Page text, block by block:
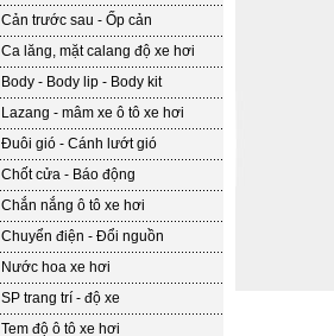
Cản trước sau - Ốp cản
Ca lăng, mặt calang độ xe hơi
Body - Body lip - Body kit
Lazang - mâm xe ô tô xe hơi
Đuôi gió - Cánh lướt gió
Chốt cửa - Báo động
Chắn nắng ô tô xe hơi
Chuyển điện - Đổi nguồn
Nước hoa xe hơi
SP trang trí - độ xe
Tem độ ô tô xe hơi